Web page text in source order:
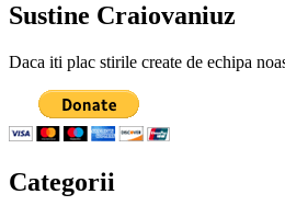
Sustine Craiovaniuz
Daca iti plac stirile create de echipa
Categorii